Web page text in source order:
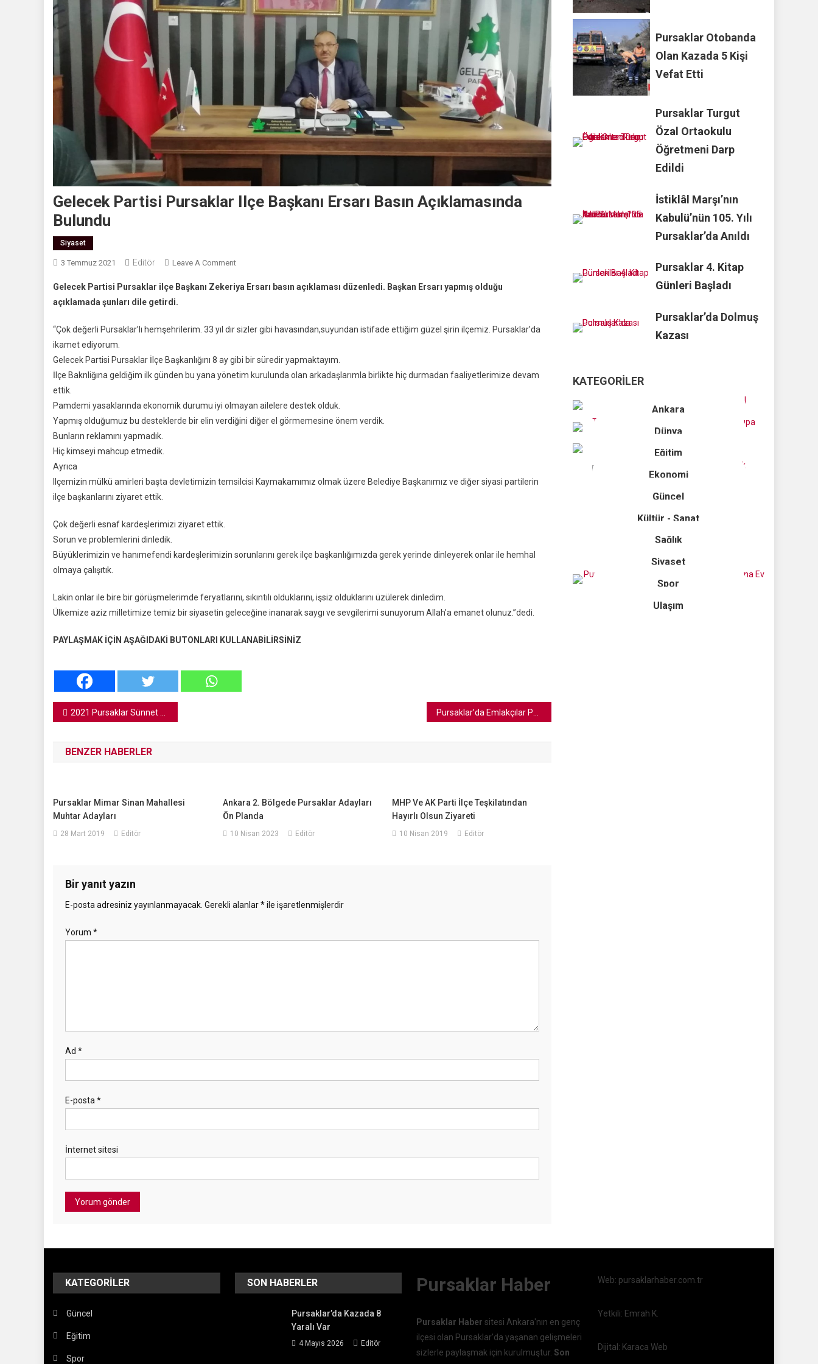
Gelecek Partisi Pursaklar Ilçe Başkanı Ersarı Basın Açıklamasında
Bulundu
Siyaset
3 Temmuz 2021 Editör Leave A CommentOn
Partisi
Başkanı
Basın
Açıklamasında
Gelecek Partisi Pursaklar ilçe Başkanı Zekeriya Ersarı basın açıklaması düzenledi. Başkan Ersarı yapmış olduğu
açıklamada şunları dile getirdi.
“Çok değerli Pursaklar’lı hemşehrilerim. 33 yıl dır sizler gibi havasından,suyundan istifade ettiğim güzel şirin ilçemiz. Pursaklar’da
ikamet ediyorum.
Gelecek Partisi Pursaklar İlçe Başkanlığını 8 ay gibi bir süredir yapmaktayım.
İlçe Baknliğına geldiğim ilk günden bu yana yönetim kurulunda olan arkadaşlarımla birlikte hiç durmadan faaliyetlerimize devam
ettik.
Pamdemi yasaklarında ekonomik durumu iyi olmayan ailelere destek olduk.
Yapmış olduğumuz bu desteklerde bir elin verdiğini diğer el görmemesine önem verdik.
Bunların reklamını yapmadık.
Hiç kimseyi mahcup etmedik.
Ayrıca
Ilçemizin mülkü amirleri başta devletimizin temsilcisi Kaymakamımız olmak üzere Belediye Başkanımız ve diğer siyasi partilerin
ilçe başkanlarını ziyaret ettik.
Çok değerli esnaf kardeşlerimizi ziyaret ettik.
Sorun ve problemlerini dinledik.
Büyüklerimizin ve hanımefendi kardeşlerimizin sorunlarını gerek ilçe başkanlığımızda gerek yerinde dinleyerek onlar ile hemhal
olmaya çalışıtık.
Lakin onlar ile bire bir görüşmelerimde feryatlarını, sıkıntılı olduklarını, işsiz olduklarını üzülerek dinledim.
Ülkemize aziz milletimize temiz bir siyasetin geleceğine inanarak saygı ve sevgilerimi sunuyorum Allah’a emanet olunuz.”dedi.
PAYLAŞMAK İÇİN AŞAĞIDAKİ BUTONLARI KULLANABİLİRSİNİZ
Yazı
gezinmesi
2021 Pursaklar Sünnet Kayıtları Başladı
BENZER HABERLER
Pursaklar Mimar Sinan Mahallesi
Muhtar Adayları
28 Mart 2019 Editör
Ankara 2. Bölgede Pursaklar Adayları
Ön Planda
10 Nisan 2023 Editör
MHP Ve AK Parti İlçe Teşkilatından
Hayırlı Olsun Ziyareti
10 Nisan 2019 Editör
Bir yanıt yazın
E-posta adresiniz yayınlanmayacak. Gerekli alanlar*ile işaretlenmişlerdir
Yorum *
Ad *
E-posta *
İnternet sitesi
Pursaklar Otobanda
Olan Kazada 5 Kişi
Vefat Etti
Pursaklar Turgut
Özal Ortaokulu
Öğretmeni Darp
Edildi
İstiklâl Marşı’nın
Kabulü’nün 105. Yılı
Pursaklar’da Anıldı
Pursaklar 4. Kitap
Günleri Başladı
Pursaklar’da Dolmuş
Kazası
KATEGORILER
Ankara
Dünya
Eğitim
Ekonomi
Güncel
Kültür - Sanat
Sağlık
Siyaset
Spor
Ulaşım
KATEGORILER
Güncel
Eğitim
Spor
SON HABERLER
Pursaklar’da Kazada 8
Yaralı Var
4 Mayıs 2026 Editör
Pursaklar Haber
Pursaklar Haber sitesi Ankara'nın en genç
ilçesi olan Pursaklar'da yaşanan gelişmeleri
sizlerle paylaşmak için kurulmuştur. Son
Web: pursaklarhaber.com.tr
Yetkili: Emrah K.
Dijital: Karaca Web